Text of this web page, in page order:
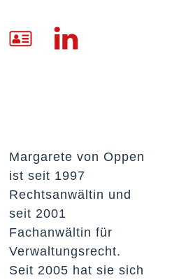
Margarete von Oppen
ist seit 1997
Rechtsanwältin und
seit 2001
Fachanwältin für
Verwaltungsrecht.
Seit 2005 hat sie sich